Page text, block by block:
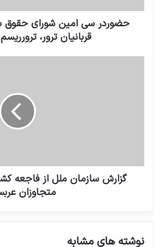
انتشار
سال
صدر
بررسی
موضوع داعش
حضوردر سی امین شورای حقوق
قربانیان ترور،
گزارش سازمان ملل از فاجعه
متجاوزان
نوشته های مشابه